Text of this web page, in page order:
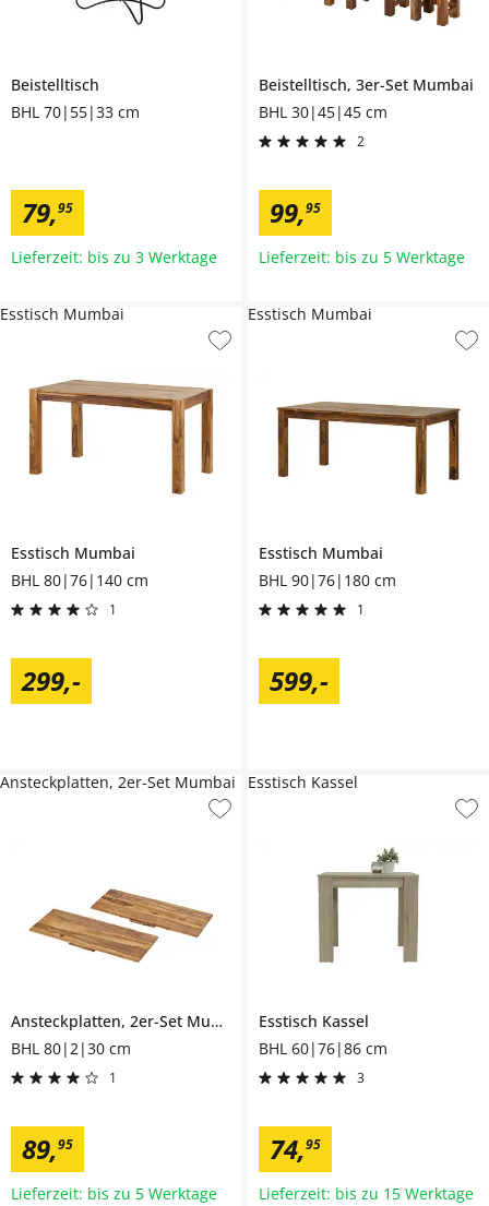
Beistelltisch
BHL 70|55|33 cm
79,95
Lieferzeit: bis zu 3 Werktage
Beistelltisch, 3er-Set Mumbai
BHL 30|45|45 cm
2
99,95
Lieferzeit: bis zu 5 Werktage
Esstisch Mumbai
BHL 80|76|140 cm
1
299,-
Esstisch Mumbai
Esstisch Mumbai
BHL 90|76|180 cm
1
599,-
Esstisch Mumbai
Ansteckplatten, 2er-Set Mumbai
BHL 80|2|30 cm
1
89,95
Ansteckplatten, 2er-Set Mumbai
Lieferzeit: bis zu 5 Werktage
Esstisch Kassel
BHL 60|76|86 cm
3
74,95
Esstisch Kassel
Lieferzeit: bis zu 15 Werktage